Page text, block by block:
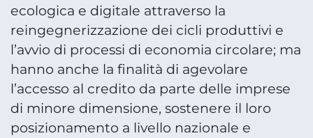
ecologica e digitale attraverso la
reingegnerizzazione dei cicli produttivi e
l’avvio di processi di economia circolare; ma
hanno anche la finalità di agevolare
l’accesso al credito da parte delle imprese
di minore dimensione, sostenere il loro
posizionamento a livello nazionale e